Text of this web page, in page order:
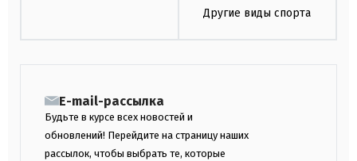
Другие виды спорта
E-mail-рассылка
Будьте в курсе всех новостей и
обновлений! Перейдите на страницу наших
рассылок, чтобы выбрать те, которые